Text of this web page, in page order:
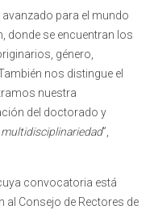
para el mundo
donde se encuentran los
género,
nos distingue el
nuestra
del doctorado y
multidisciplinariedad”,
convocatoria está
al Consejo de Rectores de